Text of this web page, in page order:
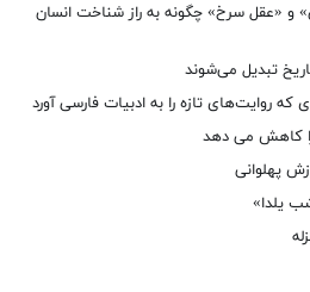
و «عقل سرخ» چگونه به راز شناخت انسان
تبدیل می‌شوند
که روایت‌های تازه را به ادبیات فارسی آورد
کاهش می دهد
پهلوانی
یلدا»